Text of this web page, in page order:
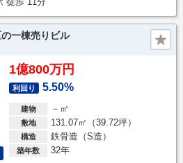
一棟売りビル
1億800万円
利回り 5.50%
建物 －㎡
敷地 131.07㎡（39.72坪）
構造 鉄骨造（S造）
築年数 32年